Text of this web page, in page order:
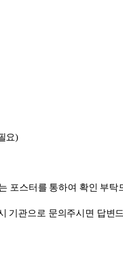
요)
포스터를 통하여 확인 부탁
기관으로 문의주시면 답변